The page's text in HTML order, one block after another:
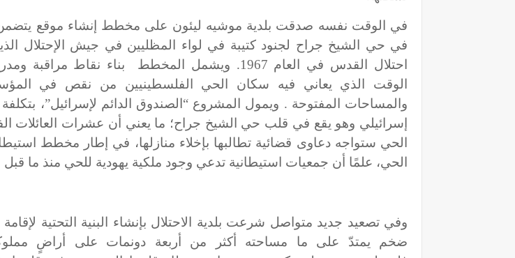
في الوقت نفسه صدقت بلدية موشيه ليئون على مخطط إنشاء موقع يتضمن
في حي الشيخ جراح لجنود كتيبة في لواء المظليين في جيش الإحتلال
احتلال القدس في العام 1967. ويشمل المخطط بناء نقاط
الوقت الذي يعاني فيه سكان الحي الفلسطينيين من نقص في
والمساحات المفتوحة . ويمول المشروع “الصندوق الدائم لإسرائيل”،
إسرائيلي وهو يقع في قلب حي الشيخ جراح؛ ما يعني أن عشرات العائلات
الحي ستواجه دعاوى قضائية تطالبها بإخلاء منازلها، في إطار مخطط
الحي، علمًا أن جمعيات استيطانية تدعي وجود ملكية يهودية للحي منذ ما قبل عام
وفي تصعيد جديد متواصل شرعت بلدية الاحتلال بإنشاء البنية التحتية
ضخم يمتدّ على ما مساحته أكثر من أربعة دونمات على أراضٍ